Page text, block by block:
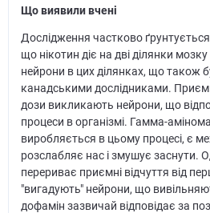
Що виявили вчені
Дослідження частково ґрунтується
що нікотин діє на дві ділянки
нейрони в цих ділянках, що також
канадськими дослідниками.
дози викликають нейрони, що
процеси в організмі. Гамма-
виробляється в цьому процесі, є
розслабляє нас і змушує заснути.
перериває приємні відчуття від
"вигадують" нейрони, що
дофамін зазвичай відповідає за